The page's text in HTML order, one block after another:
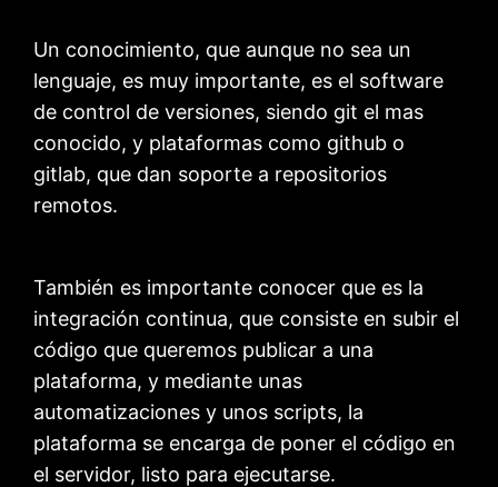
Un conocimiento, que aunque no sea un
lenguaje, es muy importante, es el software
de control de versiones, siendo git el mas
conocido, y plataformas como github o
gitlab, que dan soporte a repositorios
remotos.
También es importante conocer que es la
integración continua, que consiste en subir el
código que queremos publicar a una
plataforma, y mediante unas
automatizaciones y unos scripts, la
plataforma se encarga de poner el código en
el servidor, listo para ejecutarse.